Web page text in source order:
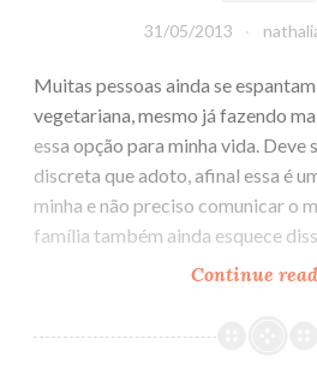
31/05/2013
Muitas pessoas ainda se
vegetariana, mesmo já fazendo
essa opção para minha vida. Deve
discreta que adoto, afinal essa é
minha e não preciso comunicar o
família também ainda esquece
Continue